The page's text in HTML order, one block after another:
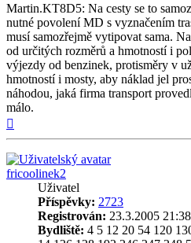
Martin.KT8D5: Na cesty se to
nutné povolení MD s vyznačením
musí samozřejmě vytipovat sama.
od určitých rozměrů a hmotností i
výjezdy od benzinek, protisměry v
hmotností i mosty, aby náklad jel
náhodou, jaká firma transport
málo.
fricoolinek2
Uživatel
Příspěvky: 2723
Registrován: 23.3.2005 21:38
Bydliště: 4 5 12 20 54 120